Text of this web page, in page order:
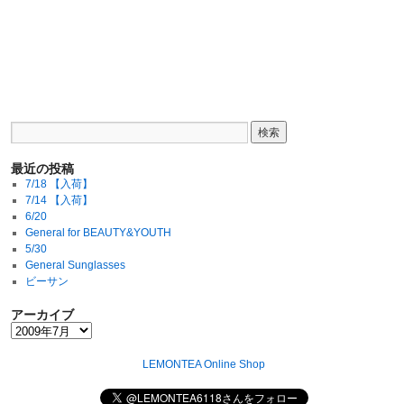
最近の投稿
7/18 【入荷】
7/14 【入荷】
6/20
General for BEAUTY&YOUTH
5/30
General Sunglasses
ビーサン
アーカイブ
LEMONTEA Online Shop